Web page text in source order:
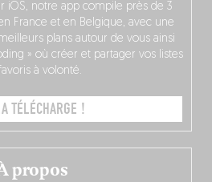
propos
iOS, notre app compile près de 3
France et en Belgique, avec une
plans autour de vous ainsi
» où créer et partager vos listes
à volonté.
TÉLÉCHARGE !